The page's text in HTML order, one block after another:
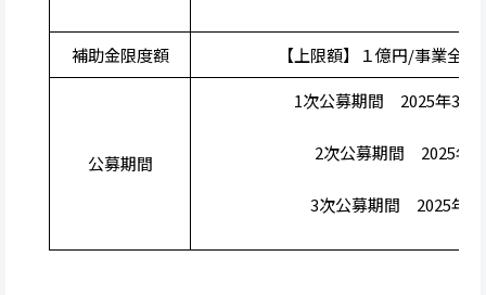
補助金限度額 【上限額】１億円/事業全
公募期間
1次公募期間 2025年3月
2次公募期間 2025年6
3次公募期間 2025年8月